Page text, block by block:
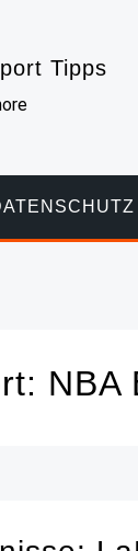
Tipps
NBA